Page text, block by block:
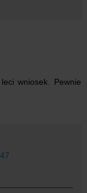
wniosek. Pewnie